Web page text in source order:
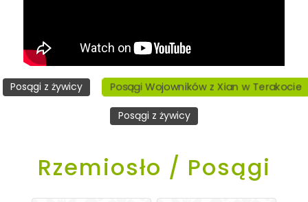
Posągi z żywicy Posągi Wojowników z Xian w Terakocie
Posągi z żywicy
Rzemiosło / Posągi